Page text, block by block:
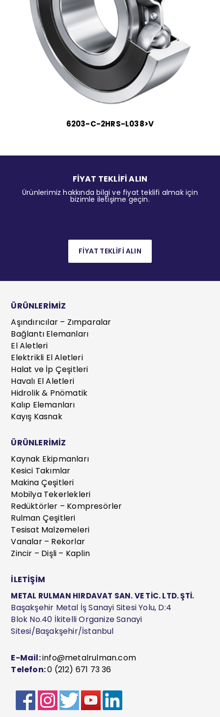
6203-C-2HRS-L038>V
FİYAT TEKLİFİ ALIN
Ürünlerimiz hakkında bilgi ve fiyat teklifi almak için
bizimle iletişime geçin.
FİYAT TEKLİFİ ALIN
ÜRÜNLERİMİZ
Aşındırıcılar – Zımparalar
Bağlantı Elemanları
El Aletleri
Elektrikli El Aletleri
Halat ve İp Çeşitleri
Havalı El Aletleri
Hidrolik & Pnömatik
Kalıp Elemanları
Kayış Kasnak
ÜRÜNLERİMİZ
Kaynak Ekipmanları
Kesici Takımlar
Makina Çeşitleri
Mobilya Tekerlekleri
Redüktörler – Kompresörler
Rulman Çeşitleri
Tesisat Malzemeleri
Vanalar – Rekorlar
Zincir – Dişli – Kaplin
İLETİŞİM
METAL RULMAN HIRDAVAT SAN. VE TİC. LTD. ŞTİ.
Başakşehir Metal İş Sanayi Sitesi Yolu, D:4
Blok No.40 İkitelli Organize Sanayi
Sitesi/Başakşehir/İstanbul
E-Mail:info@metalrulman.com
Telefon:0 (212) 671 73 36